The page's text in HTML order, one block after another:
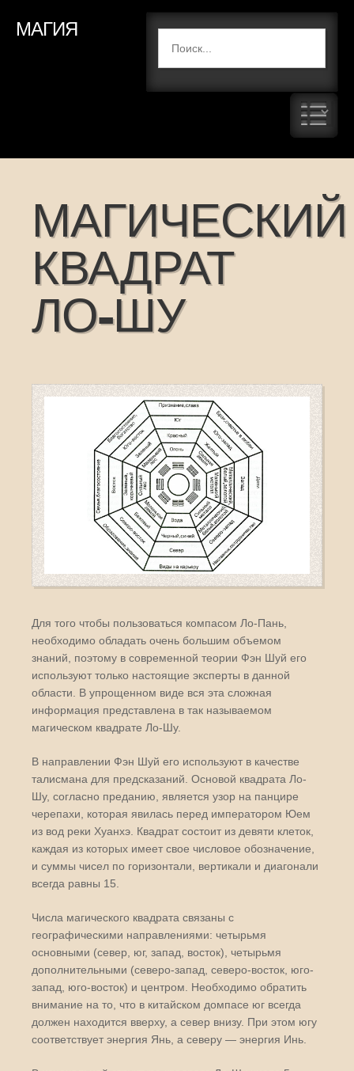
МАГИЯ
МАГИЧЕСКИЙ
КВАДРАТ
ЛО-ШУ
Для того чтобы пользоваться компасом Ло-Пань,
необходимо обладать очень большим объемом
знаний, поэтому в современной теории Фэн Шуй его
используют только настоящие эксперты в данной
области. В упрощенном виде вся эта сложная
информация представлена в так называемом
магическом квадрате Ло-Шу.
В направлении Фэн Шуй его используют в качестве
талисмана для предсказаний. Основой квадрата Ло-
Шу, согласно преданию, является узор на панцире
черепахи, которая явилась перед императором Юем
из вод реки Хуанхэ. Квадрат состоит из девяти клеток,
каждая из которых имеет свое числовое обозначение,
и суммы чисел по горизонтали, вертикали и диагонали
всегда равны 15.
Числа магического квадрата связаны с
географическими направлениями: четырьмя
основными (север, юг, запад, восток), четырьмя
дополнительными (северо-запад, северо-восток, юго-
запад, юго-восток) и центром. Необходимо обратить
внимание на то, что в китайском домпасе юг всегда
должен находится вверху, а север внизу. При этом югу
соответствует энергия Янь, а северу — энергия Инь.